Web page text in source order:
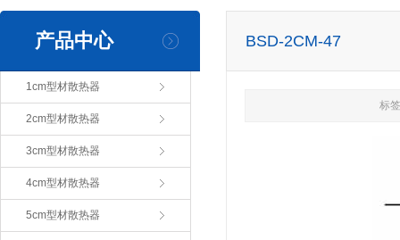
产品中心
1cm型材散热器
2cm型材散热器
3cm型材散热器
4cm型材散热器
5cm型材散热器
BSD-2CM-47
标